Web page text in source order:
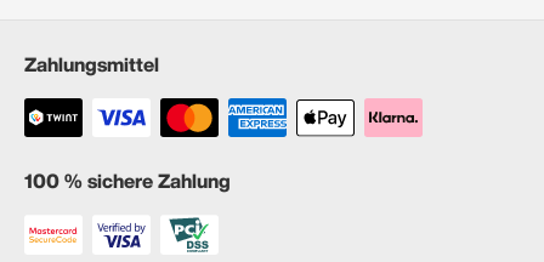
Zahlungsmittel
100 % sichere Zahlung